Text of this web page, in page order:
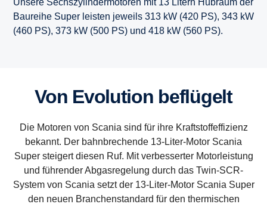
Unsere Sechszylindermotoren mit 13 Litern Hubraum der
Baureihe Super leisten jeweils 313 kW (420 PS), 343 kW
(460 PS), 373 kW (500 PS) und 418 kW (560 PS).
Von Evolution beflügelt
Die Motoren von Scania sind für ihre Kraftstoffeffizienz
bekannt. Der bahnbrechende 13-Liter-Motor Scania
Super steigert diesen Ruf. Mit verbesserter Motorleistung
und führender Abgasregelung durch das Twin-SCR-
System von Scania setzt der 13-Liter-Motor Scania Super
den neuen Branchenstandard für den thermischen